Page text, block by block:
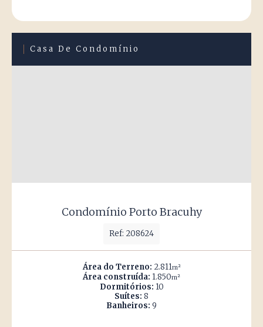
Casa De Condomínio
Condomínio Porto Bracuhy
Ref: 208624
Área do Terreno: 2.811m²
Área construída: 1.850m²
Dormitórios: 10
Suítes: 8
Banheiros: 9